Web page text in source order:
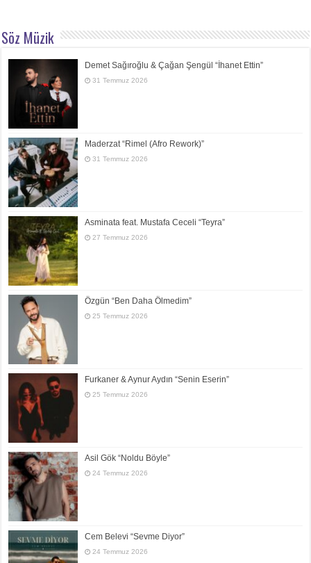
Söz Müzik
Demet Sağıroğlu & Çağan Şengül “İhanet Ettin”
31 Temmuz 2026
Maderzat “Rimel (Afro Rework)”
31 Temmuz 2026
Asminata feat. Mustafa Ceceli “Teyra”
27 Temmuz 2026
Özgün “Ben Daha Ölmedim”
25 Temmuz 2026
Furkaner & Aynur Aydın “Senin Eserin”
25 Temmuz 2026
Asil Gök “Noldu Böyle”
24 Temmuz 2026
Cem Belevi “Sevme Diyor”
24 Temmuz 2026